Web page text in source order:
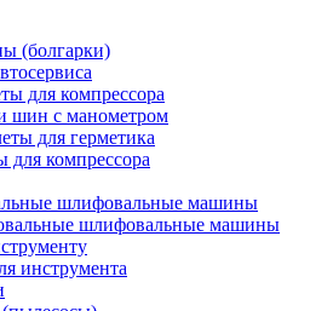
(болгарки)
для компрессора
шин с манометром
для герметика
для компрессора
шлифовальные машины
шлифовальные машины
инструмента